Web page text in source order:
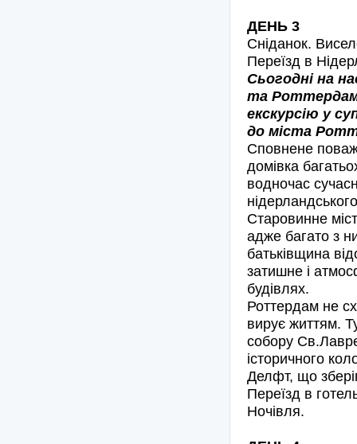
ДЕНЬ 3
Сніданок.
Переїзд в
Сьогодні на
та
екскурсію у
до міста
Сповнене
домівка
водночас
Старовинне
адже багато з
батьківщина
затишне і
будівлях.
Роттердам не
вирує життям.
собору
історичного
Делфт, що
Переїзд в
Ночівля.